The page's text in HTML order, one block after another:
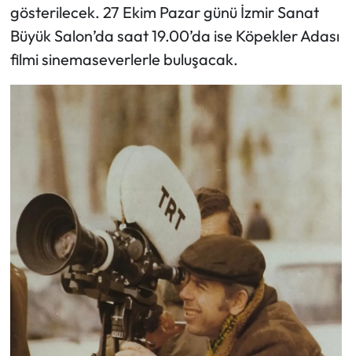
gösterilecek. 27 Ekim Pazar günü İzmir Sanat
Büyük Salon’da saat 19.00’da ise Köpekler Adası
filmi sinemaseverlerle buluşacak.